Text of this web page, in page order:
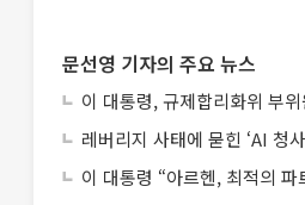
문선영 기자의 주요 뉴스
이 대통령, 규제합리화위 부
레버리지 사태에 묻힌 ‘AI 청
이 대통령 “아르헨, 최적의